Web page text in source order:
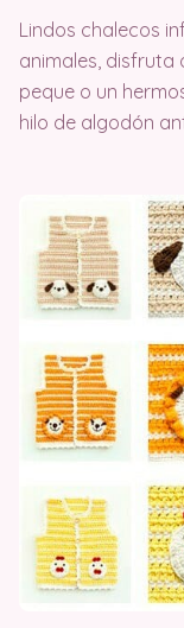
Lindos chalecos
animales, disfruta
peque o un
hilo de algodón